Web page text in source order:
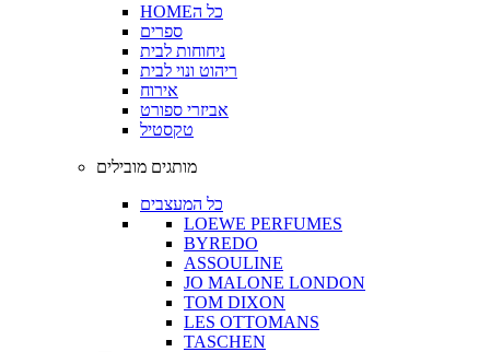
HOMEכל ה
ספרים
ניחוחות לבית
ריהוט ונוי לבית
אירוח
אביזרי ספורט
טקסטיל
מותגים מובילים
כל המעצבים
LOEWE PERFUMES
BYREDO
ASSOULINE
JO MALONE LONDON
TOM DIXON
LES OTTOMANS
TASCHEN